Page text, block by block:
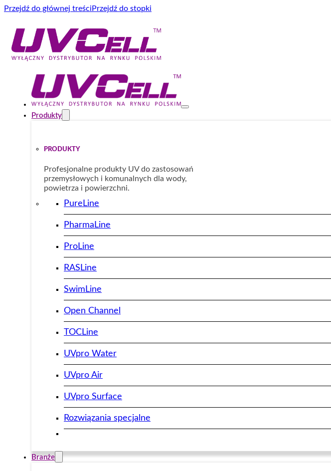
Przejdź do głównej treści Przejdź do stopki
Produkty
PRODUKTY
Profesjonalne produkty UV do zastosowań
przemysłowych i komunalnych dla wody,
powietrza i powierzchni.
PureLine
PharmaLine
ProLine
RASLine
SwimLine
Open Channel
TOCLine
UVpro Water
UVpro Air
UVpro Surface
Rozwiązania specjalne
Branże